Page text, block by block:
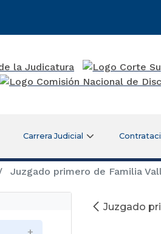
Carrera Judicial
Juzgado primero de Familia
Juzgado